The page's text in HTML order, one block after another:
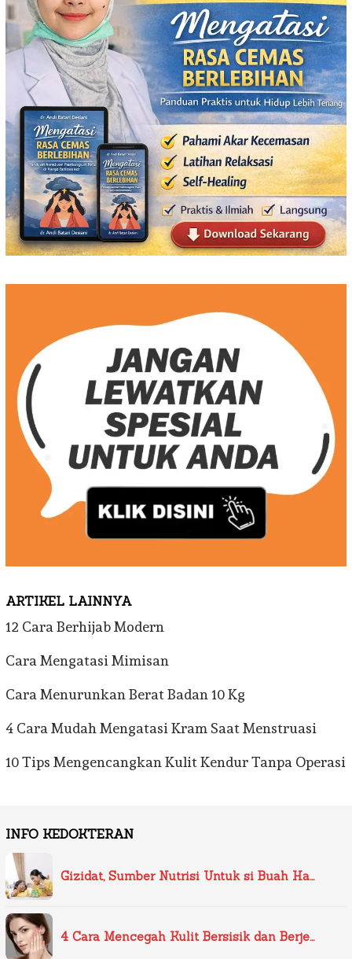
ARTIKEL LAINNYA
12 Cara Berhijab Modern
Cara Mengatasi Mimisan
Cara Menurunkan Berat Badan 10 Kg
4 Cara Mudah Mengatasi Kram Saat Menstruasi
10 Tips Mengencangkan Kulit Kendur Tanpa Operasi
INFO KEDOKTERAN
Gizidat, Sumber Nutrisi Untuk si Buah Ha…
4 Cara Mencegah Kulit Bersisik dan Berje…